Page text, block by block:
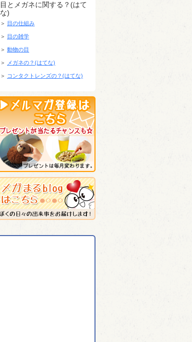
目とメガネに関する？(はて
な)
＞ 目の仕組み
＞ 目の雑学
＞ 動物の目
＞ メガネの？(はてな)
＞ コンタクトレンズの？(はてな)